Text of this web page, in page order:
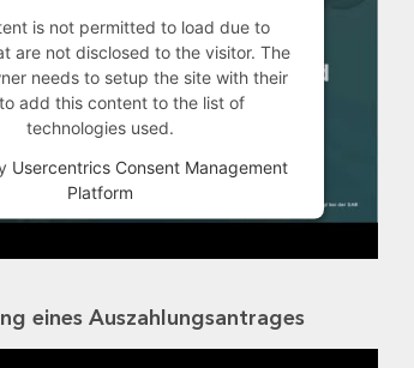
is not permitted to load due to
are not disclosed to the visitor. The
needs to setup the site with their
add this content to the list of
technologies used.
Usercentrics Consent Management
Platform
eines Auszahlungsantrages